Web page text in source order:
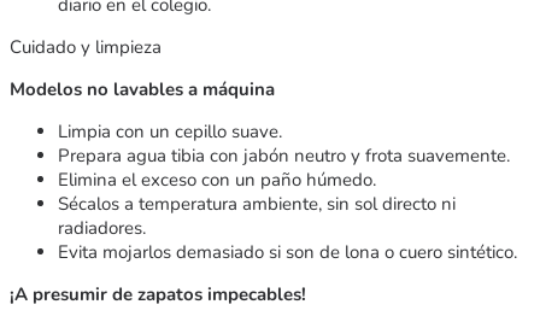
Cuidado y limpieza
Modelos no lavables a máquina
Limpia con un cepillo suave.
Prepara agua tibia con jabón neutro y frota suavemente.
Elimina el exceso con un paño húmedo.
Sécalos a temperatura ambiente, sin sol directo ni
radiadores.
Evita mojarlos demasiado si son de lona o cuero sintético.
¡A presumir de zapatos impecables!